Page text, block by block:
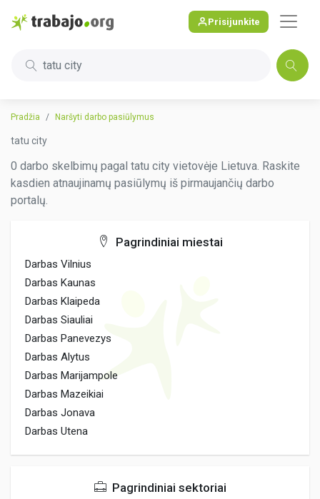
Prisijunkite
tatu city
Pradžia Naršyti darbo pasiūlymus
tatu city
0 darbo skelbimų pagal tatu city vietovėje Lietuva. Raskite
kasdien atnaujinamų pasiūlymų iš pirmaujančių darbo
portalų.
Pagrindiniai miestai
Darbas Vilnius
Darbas Kaunas
Darbas Klaipeda
Darbas Siauliai
Darbas Panevezys
Darbas Alytus
Darbas Marijampole
Darbas Mazeikiai
Darbas Jonava
Darbas Utena
Pagrindiniai sektoriai